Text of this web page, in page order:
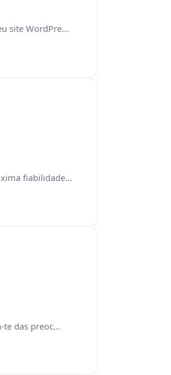
site WordPre...
fiabilidade...
das preoc...